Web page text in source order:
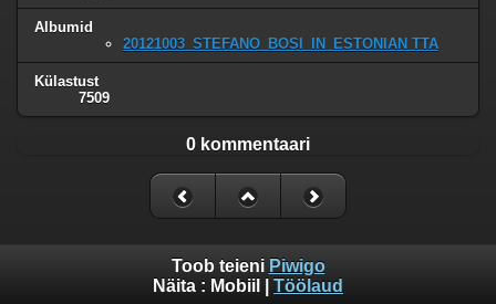
Albumid
20121003_STEFANO_BOSI_IN_ESTONIAN TTA
Külastust
7509
0 kommentaari
Toob teieni Piwigo
Näita : Mobiil Töölaud